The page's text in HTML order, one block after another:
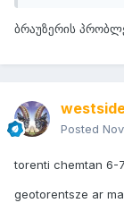
ბრაუზერის
Posted
torenti chemtan 6-
geotorentsze ar